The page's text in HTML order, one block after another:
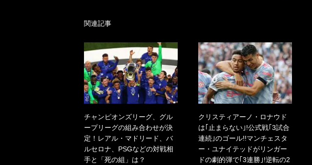
関連記事
チャンピオンズリーグ、グル
ープリーグの組み合わせが決
定！レアル・マドリード、バ
ルセロナ、PSGなどの対戦相
手と「死の組」は？
クリスティアーノ・ロナウド
は｢止まらない｣!公式戦｢3試合
連続｣のゴール!!マンチェスタ
ー・ユナイテッドがリンガー
ドの劇的弾で｢3連勝｣!逆転の2